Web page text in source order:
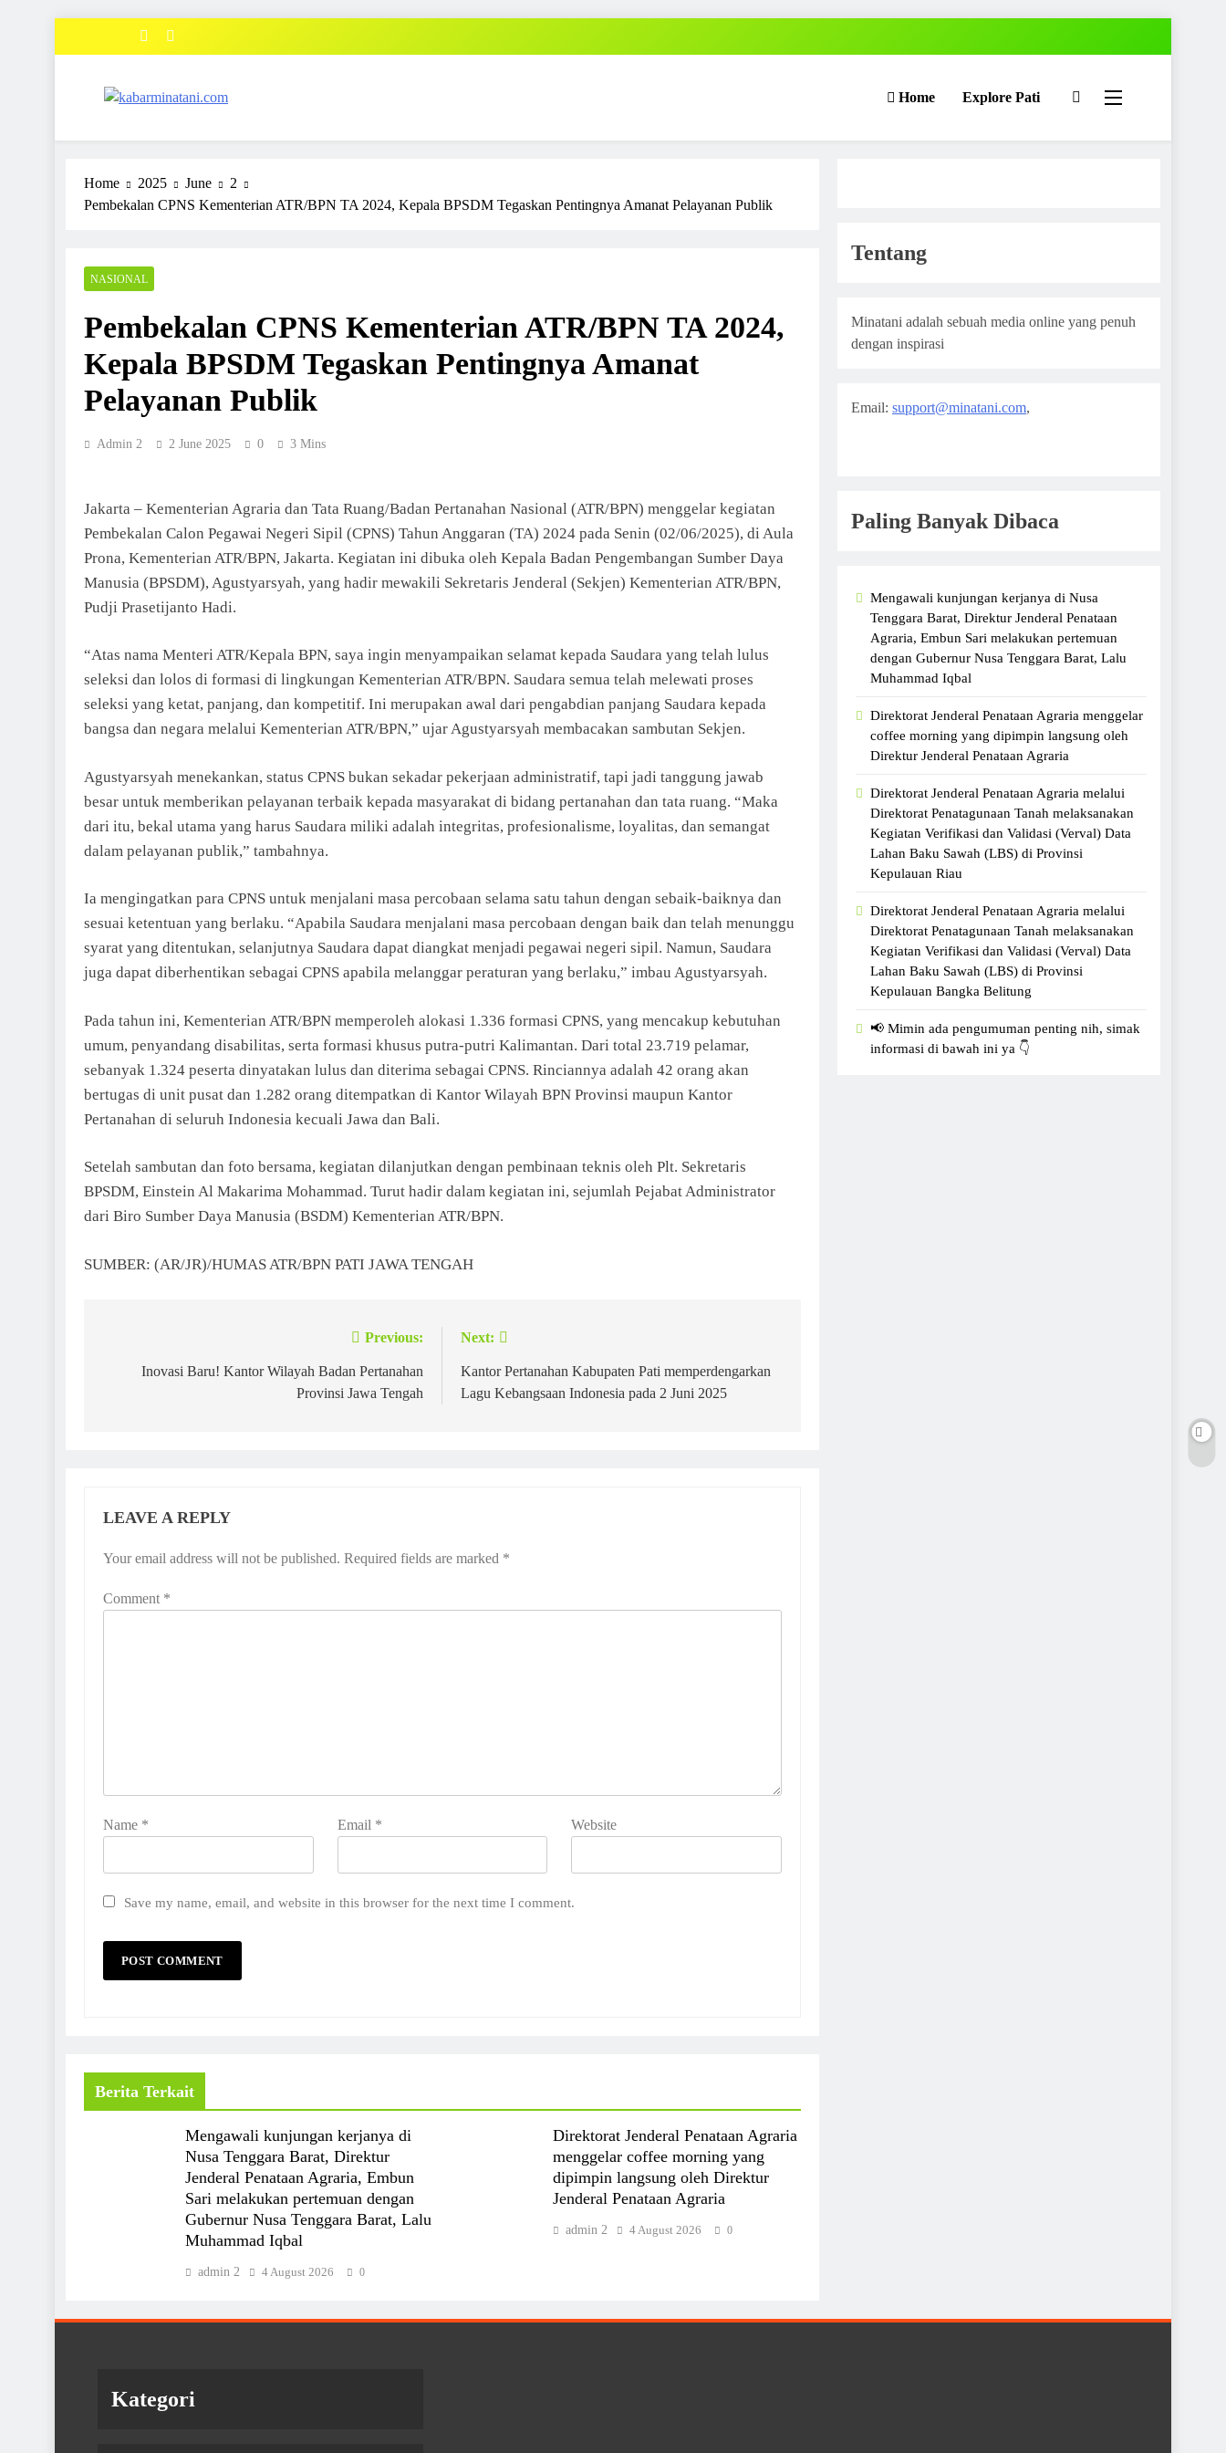
Home Explore Pati
Home 2025 June
2
Pembekalan CPNS Kementerian ATR/BPN TA 2024, Kepala BPSDM Tegaskan Pentingnya Amanat Pelayanan Publik
NASIONAL
Pembekalan CPNS Kementerian ATR/BPN TA 2024,
Kepala BPSDM Tegaskan Pentingnya Amanat
Pelayanan Publik
Admin 2 2 June 2025 0 3 Mins
Jakarta – Kementerian Agraria dan Tata Ruang/Badan Pertanahan Nasional (ATR/BPN) menggelar kegiatan
Pembekalan Calon Pegawai Negeri Sipil (CPNS) Tahun Anggaran (TA) 2024 pada Senin (02/06/2025), di Aula
Prona, Kementerian ATR/BPN, Jakarta. Kegiatan ini dibuka oleh Kepala Badan Pengembangan Sumber Daya
Manusia (BPSDM), Agustyarsyah, yang hadir mewakili Sekretaris Jenderal (Sekjen) Kementerian ATR/BPN,
Pudji Prasetijanto Hadi.
“Atas nama Menteri ATR/Kepala BPN, saya ingin menyampaikan selamat kepada Saudara yang telah lulus
seleksi dan lolos di formasi di lingkungan Kementerian ATR/BPN. Saudara semua telah melewati proses
seleksi yang ketat, panjang, dan kompetitif. Ini merupakan awal dari pengabdian panjang Saudara kepada
bangsa dan negara melalui Kementerian ATR/BPN,” ujar Agustyarsyah membacakan sambutan Sekjen.
Agustyarsyah menekankan, status CPNS bukan sekadar pekerjaan administratif, tapi jadi tanggung jawab
besar untuk memberikan pelayanan terbaik kepada masyarakat di bidang pertanahan dan tata ruang. “Maka
dari itu, bekal utama yang harus Saudara miliki adalah integritas, profesionalisme, loyalitas, dan semangat
dalam pelayanan publik,” tambahnya.
Ia mengingatkan para CPNS untuk menjalani masa percobaan selama satu tahun dengan sebaik-baiknya dan
sesuai ketentuan yang berlaku. “Apabila Saudara menjalani masa percobaan dengan baik dan telah menunggu
syarat yang ditentukan, selanjutnya Saudara dapat diangkat menjadi pegawai negeri sipil. Namun, Saudara
juga dapat diberhentikan sebagai CPNS apabila melanggar peraturan yang berlaku,” imbau Agustyarsyah.
Pada tahun ini, Kementerian ATR/BPN memperoleh alokasi 1.336 formasi CPNS, yang mencakup kebutuhan
umum, penyandang disabilitas, serta formasi khusus putra-putri Kalimantan. Dari total 23.719 pelamar,
sebanyak 1.324 peserta dinyatakan lulus dan diterima sebagai CPNS. Rinciannya adalah 42 orang akan
bertugas di unit pusat dan 1.282 orang ditempatkan di Kantor Wilayah BPN Provinsi maupun Kantor
Pertanahan di seluruh Indonesia kecuali Jawa dan Bali.
Setelah sambutan dan foto bersama, kegiatan dilanjutkan dengan pembinaan teknis oleh Plt. Sekretaris
BPSDM, Einstein Al Makarima Mohammad. Turut hadir dalam kegiatan ini, sejumlah Pejabat Administrator
dari Biro Sumber Daya Manusia (BSDM) Kementerian ATR/BPN.
SUMBER: (AR/JR)/HUMAS ATR/BPN PATI JAWA TENGAH
navigation
Previous:
Inovasi Baru! Kantor Wilayah Badan Pertanahan
Provinsi Jawa Tengah
Next:
Kantor Pertanahan Kabupaten Pati memperdengarkan
Lagu Kebangsaan Indonesia pada 2 Juni 2025
LEAVE A REPLY
Your email address will not be published. Required fields are marked *
Comment *
Name * Email * Website
Save my name, email, and website in this browser for the next time I comment.
Berita Terkait
Mengawali kunjungan kerjanya di
Nusa Tenggara Barat, Direktur
Jenderal Penataan Agraria, Embun
Sari melakukan pertemuan dengan
Gubernur Nusa Tenggara Barat, Lalu
Muhammad Iqbal
admin 2 4 August 2026 0
Direktorat Jenderal Penataan Agraria
menggelar coffee morning yang
dipimpin langsung oleh Direktur
Jenderal Penataan Agraria
admin 2 4 August 2026 0
Tentang
Minatani adalah sebuah media online yang penuh
dengan inspirasi
Email: support@minatani.com,
Paling Banyak Dibaca
Mengawali kunjungan kerjanya di Nusa
Tenggara Barat, Direktur Jenderal Penataan
Agraria, Embun Sari melakukan pertemuan
dengan Gubernur Nusa Tenggara Barat, Lalu
Muhammad Iqbal
Direktorat Jenderal Penataan Agraria menggelar
coffee morning yang dipimpin langsung oleh
Direktur Jenderal Penataan Agraria
Direktorat Jenderal Penataan Agraria melalui
Direktorat Penatagunaan Tanah melaksanakan
Kegiatan Verifikasi dan Validasi (Verval) Data
Lahan Baku Sawah (LBS) di Provinsi
Kepulauan Riau
Direktorat Jenderal Penataan Agraria melalui
Direktorat Penatagunaan Tanah melaksanakan
Kegiatan Verifikasi dan Validasi (Verval) Data
Lahan Baku Sawah (LBS) di Provinsi
Kepulauan Bangka Belitung
📢 Mimin ada pengumuman penting nih, simak
informasi di bawah ini ya 👇
Kategori